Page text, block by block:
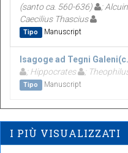
(santo ca. 560-636)
;
Caecilius Thascius
Tipo Manuscript
Isagoge ad Tegni
; Hippocrates
;
Tipo Manuscript
I PIÙ VISUALIZZATI